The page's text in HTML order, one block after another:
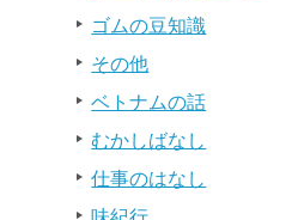
ゴムの豆知識
その他
ベトナムの話
むかしばなし
仕事のはなし